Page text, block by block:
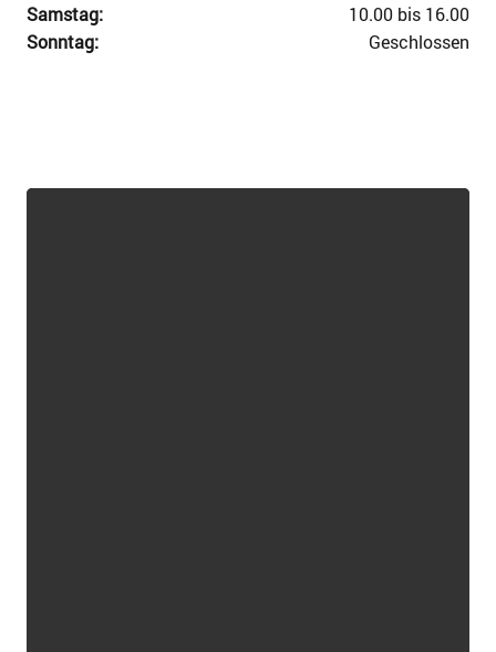
Sams­tag:
10.00 bis 16.00
Sonn­tag:
Geschlos­sen